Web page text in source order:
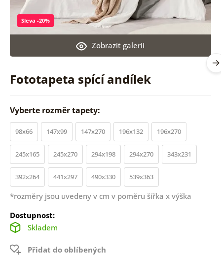
Fototapeta spící andílek
Zobrazit galerii
Sleva -20%
Vyberte rozměr tapety:
98x66 147x99 147x270 196x132 196x270
245x165 245x270 294x198 294x270 343x231
392x264 441x297 490x330 539x363
*rozměry jsou uvedeny v cm v poměru šířka x výška
Dostupnost:
Skladem
Přidat do oblíbených